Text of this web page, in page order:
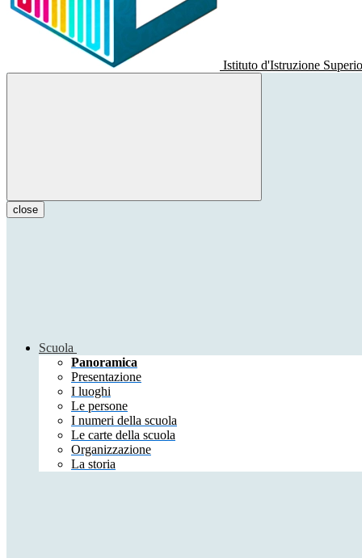
Istituto d'Istruzione
close
Scuola
Panoramica
Presentazione
I luoghi
Le persone
I numeri della scuola
Le carte della scuola
Organizzazione
La storia